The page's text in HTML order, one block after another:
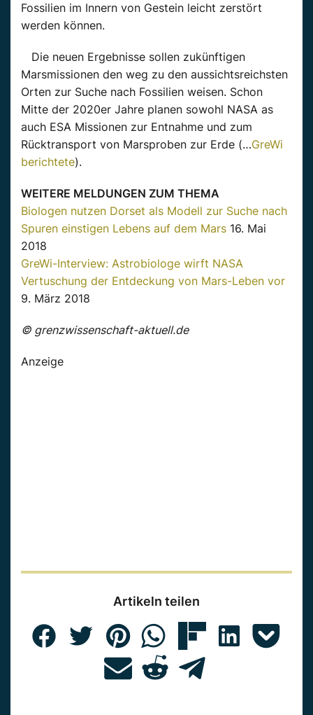
Fossilien im Innern von Gestein leicht zerstört
werden können.
Die neuen Ergebnisse sollen zukünftigen
Marsmissionen den weg zu den aussichtsreichsten
Orten zur Suche nach Fossilien weisen. Schon
Mitte der 2020er Jahre planen sowohl NASA as
auch ESA Missionen zur Entnahme und zum
Rücktransport von Marsproben zur Erde (…GreWi
berichtete).
WEITERE MELDUNGEN ZUM THEMA
Biologen nutzen Dorset als Modell zur Suche nach
Spuren einstigen Lebens auf dem Mars 16. Mai
2018
GreWi-Interview: Astrobiologe wirft NASA
Vertuschung der Entdeckung von Mars-Leben vor
9. März 2018
© grenzwissenschaft-aktuell.de
Anzeige
Artikeln teilen